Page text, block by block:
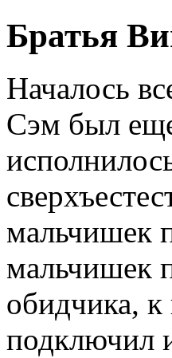
Братья
Началось
Сэм был
мальчишек
мальчишек
обидчика, к
подключил